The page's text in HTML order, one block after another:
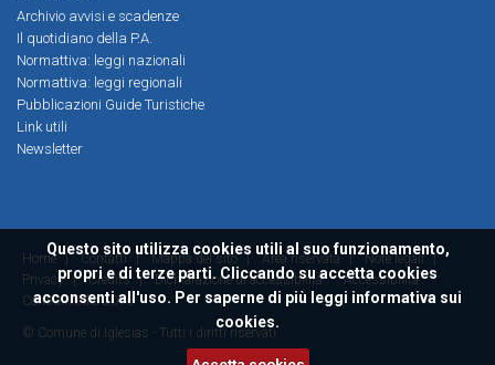
Questo sito utilizza cookies utili al suo funzionamento,
propri e di terze parti. Cliccando su accetta cookies
acconsenti all'uso. Per saperne di più leggi informativa sui
cookies.
Archivio avvisi e scadenze
Il quotidiano della P.A.
Normattiva: leggi nazionali
Normattiva: leggi regionali
Pubblicazioni Guide Turistiche
Link utili
Newsletter
Home | Contatti | Mappa del sito | Area riservata | Note legali |
Privacy
| Credits | Dichiarazione di accessibilità
Accessibilità
ConsulMedia 2016
© Comune di Iglesias - Tutti i diritti riservati